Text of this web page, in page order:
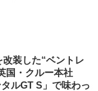
装した“ベントレ
国・クルー本社
ルGT S」で味わっ